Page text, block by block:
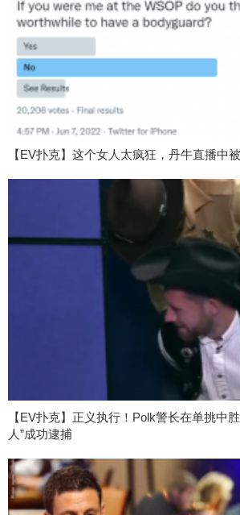
【EV扑克】这个女人太疯狂，丹牛直播中
【EV扑克】正义执行！Polk警长在单挑中
人”成功逮捕